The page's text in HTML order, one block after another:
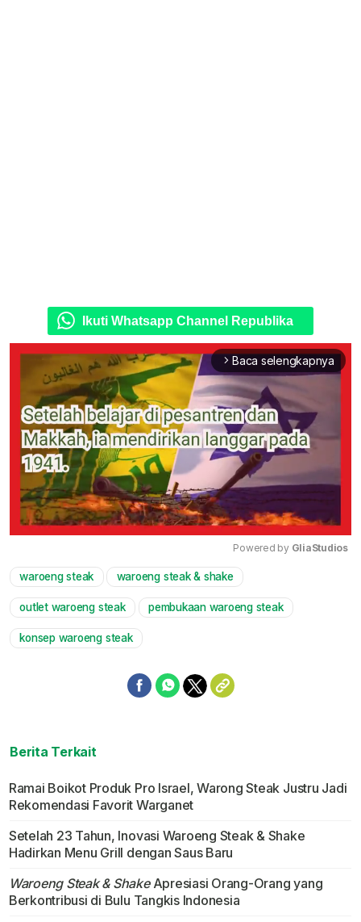
Ikuti Whatsapp Channel Republika
arrow_forward_ios Baca selengkapnya
Powered by GliaStudios
waroeng steak waroeng steak & shake
outlet waroeng steak pembukaan waroeng steak
konsep waroeng steak
Berita Terkait
Ramai Boikot Produk Pro Israel, Warong Steak Justru Jadi
Rekomendasi Favorit Warganet
Setelah 23 Tahun, Inovasi Waroeng Steak & Shake
Hadirkan Menu Grill dengan Saus Baru
Waroeng Steak & ShakeApresiasi Orang-Orang yang
Berkontribusi di Bulu Tangkis Indonesia